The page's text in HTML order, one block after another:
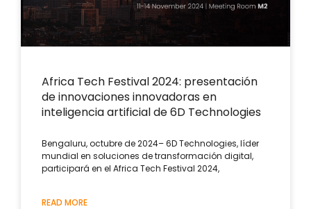
Africa Tech Festival 2024: presentación
de innovaciones innovadoras en
inteligencia artificial de 6D Technologies
Bengaluru, octubre de 2024– 6D Technologies, líder
mundial en soluciones de transformación digital,
participará en el Africa Tech Festival 2024,
READ MORE